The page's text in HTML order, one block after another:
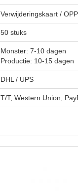
Verwijderingskaart /
50 stuks
Monster: 7-10 dagen
Productie: 10-15 dagen
DHL / UPS
T/T, Western Union,